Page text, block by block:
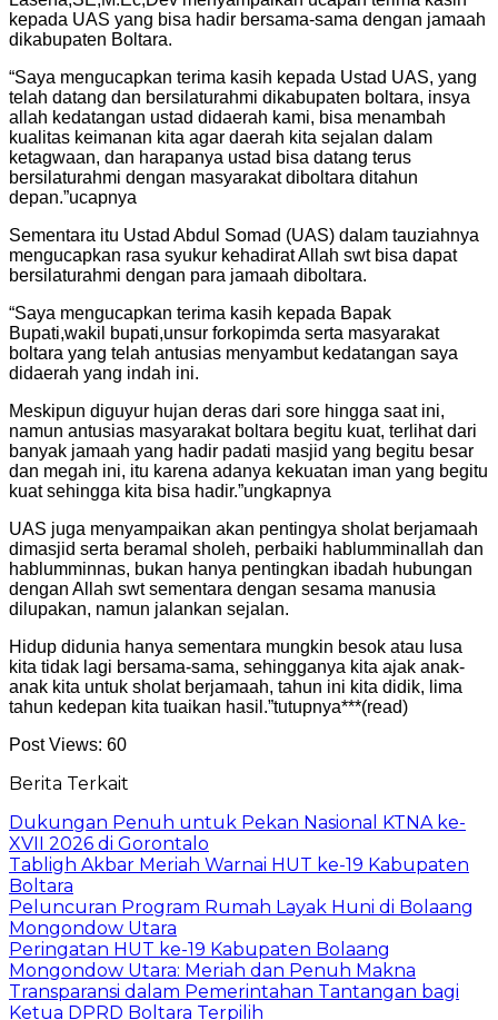
kepada UAS yang bisa hadir bersama-sama dengan jamaah
dikabupaten Boltara.
“Saya mengucapkan terima kasih kepada Ustad UAS, yang
telah datang dan bersilaturahmi dikabupaten boltara, insya
allah kedatangan ustad didaerah kami, bisa menambah
kualitas keimanan kita agar daerah kita sejalan dalam
ketagwaan, dan harapanya ustad bisa datang terus
bersilaturahmi dengan masyarakat diboltara ditahun
depan.”ucapnya
Sementara itu Ustad Abdul Somad (UAS) dalam tauziahnya
mengucapkan rasa syukur kehadirat Allah swt bisa dapat
bersilaturahmi dengan para jamaah diboltara.
“Saya mengucapkan terima kasih kepada Bapak
Bupati,wakil bupati,unsur forkopimda serta masyarakat
boltara yang telah antusias menyambut kedatangan saya
didaerah yang indah ini.
Meskipun diguyur hujan deras dari sore hingga saat ini,
namun antusias masyarakat boltara begitu kuat, terlihat dari
banyak jamaah yang hadir padati masjid yang begitu besar
dan megah ini, itu karena adanya kekuatan iman yang begitu
kuat sehingga kita bisa hadir.”ungkapnya
UAS juga menyampaikan akan pentingya sholat berjamaah
dimasjid serta beramal sholeh, perbaiki hablumminallah dan
hablumminnas, bukan hanya pentingkan ibadah hubungan
dengan Allah swt sementara dengan sesama manusia
dilupakan, namun jalankan sejalan.
Hidup didunia hanya sementara mungkin besok atau lusa
kita tidak lagi bersama-sama, sehingganya kita ajak anak-
anak kita untuk sholat berjamaah, tahun ini kita didik, lima
tahun kedepan kita tuaikan hasil.”tutupnya***(read)
Post Views: 60
Berita Terkait
Dukungan Penuh untuk Pekan Nasional KTNA ke-
XVII 2026 di Gorontalo
Tabligh Akbar Meriah Warnai HUT ke-19 Kabupaten
Boltara
Peluncuran Program Rumah Layak Huni di Bolaang
Mongondow Utara
Peringatan HUT ke-19 Kabupaten Bolaang
Mongondow Utara: Meriah dan Penuh Makna
Transparansi dalam Pemerintahan Tantangan bagi
Ketua DPRD Boltara Terpilih